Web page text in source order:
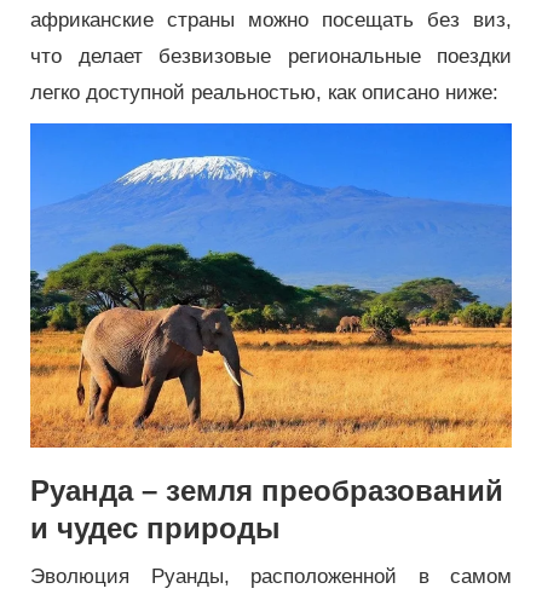
африканские страны можно посещать без виз,
что делает безвизовые региональные поездки
легко доступной реальностью, как описано ниже:
Руанда – земля преобразований
и чудес природы
Эволюция Руанды, расположенной в самом